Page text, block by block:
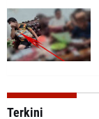
Terkini